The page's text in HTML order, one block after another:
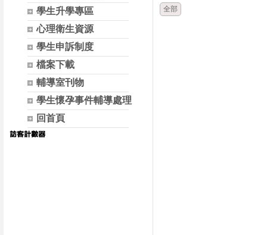
學生升學專區
心理衛生資源
學生申訴制度
檔案下載
輔導室刊物
學生懷孕事件輔導處理
回首頁
全部